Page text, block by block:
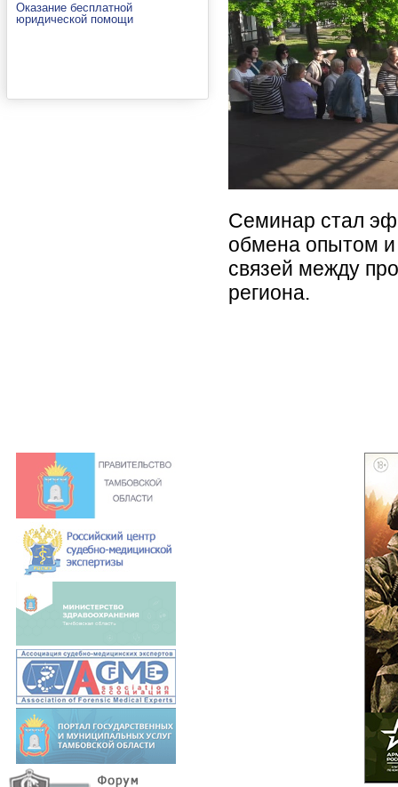
Оказание бесплатной
юридической помощи
Семинар стал
обмена опытом
связей между
региона.